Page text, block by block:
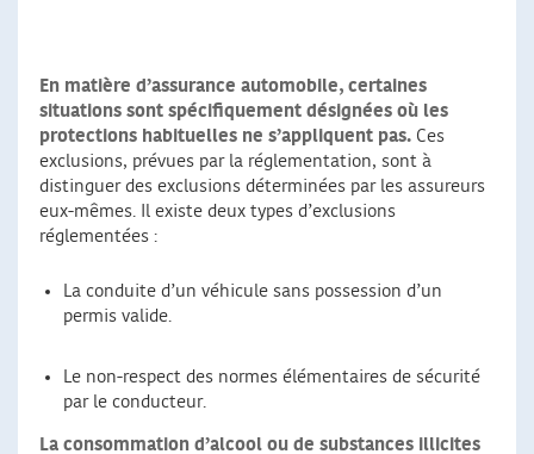
En matière d’assurance automobile, certaines
situations sont spécifiquement désignées où les
protections habituelles ne s’appliquent pas. Ces
exclusions, prévues par la réglementation, sont à
distinguer des exclusions déterminées par les assureurs
eux-mêmes. Il existe deux types d’exclusions
réglementées :
La conduite d’un véhicule sans possession d’un
permis valide.
Le non-respect des normes élémentaires de sécurité
par le conducteur.
La consommation d’alcool ou de substances illicites